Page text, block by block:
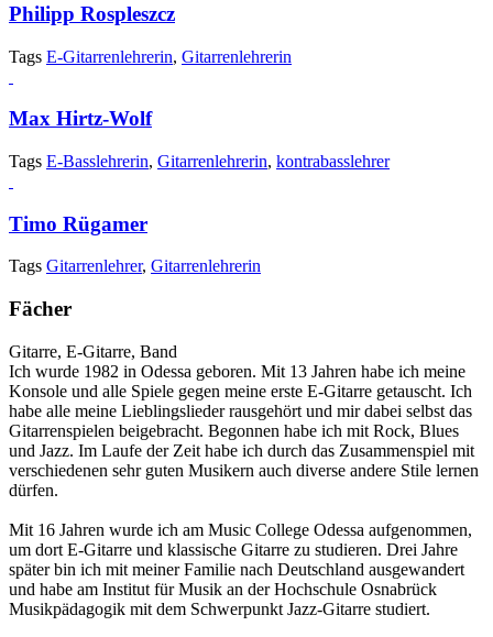
Philipp Rospleszcz
Tags E-Gitarrenlehrerin, Gitarrenlehrerin
Max Hirtz-Wolf
Tags E-Basslehrerin, Gitarrenlehrerin, kontrabasslehrer
Timo Rügamer
Tags Gitarrenlehrer, Gitarrenlehrerin
Fächer
Gitarre, E-Gitarre, Band
Ich wurde 1982 in Odessa geboren. Mit 13 Jahren habe ich meine
Konsole und alle Spiele gegen meine erste E-Gitarre getauscht. Ich
habe alle meine Lieblingslieder rausgehört und mir dabei selbst das
Gitarrenspielen beigebracht. Begonnen habe ich mit Rock, Blues
und Jazz. Im Laufe der Zeit habe ich durch das Zusammenspiel mit
verschiedenen sehr guten Musikern auch diverse andere Stile lernen
dürfen.
Mit 16 Jahren wurde ich am Music College Odessa aufgenommen,
um dort E-Gitarre und klassische Gitarre zu studieren. Drei Jahre
später bin ich mit meiner Familie nach Deutschland ausgewandert
und habe am Institut für Musik an der Hochschule Osnabrück
Musikpädagogik mit dem Schwerpunkt Jazz-Gitarre studiert.